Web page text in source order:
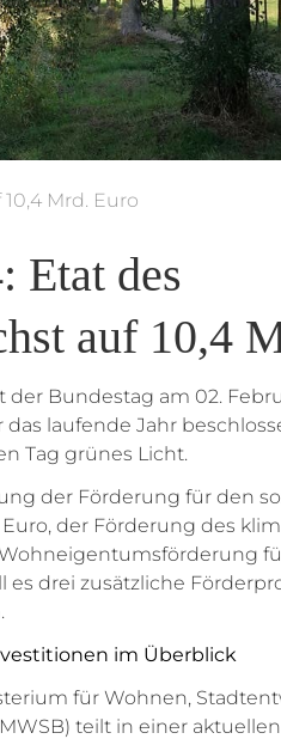
Mrd. Euro
Etat des
auf 10,4
der Bundestag am 02.
laufende Jahr
Tag grünes Licht.
der Förderung für den
Euro, der Förderung des
es drei zusätzliche
im Überblick
für Wohnen,
teilt in einer